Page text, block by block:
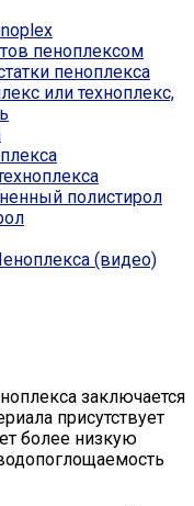
пеноплексом
пеноплекса
или техноплекс,
полистирол
(видео)
заключается
присутствует
более низкую